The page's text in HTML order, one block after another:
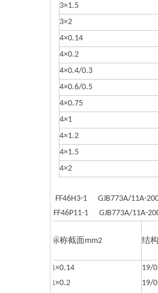
3×1.5
3×2
4×0.14
4×0.2
4×0.4/0.3
4×0.6/0.5
4×0.75
4×1
4×1.2
4×1.5
4×2
FF46H3-1 GJB773A/11A-
FF46P11-1 GJB773A/11A-
标称截面mm2 结
1×0.14
1×0.2
19/
19/